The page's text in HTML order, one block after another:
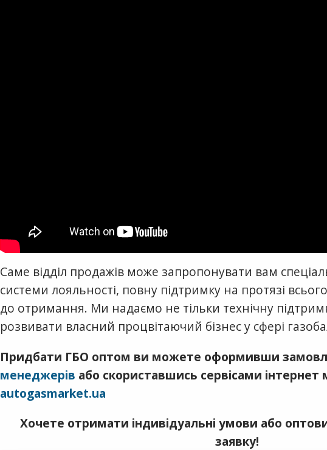
Саме відділ продажів може запропонувати вам
системи лояльності, повну підтримку на протязі
до отримання. Ми надаємо не тільки технічну
розвивати власний процвітаючий бізнес у сфері
Придбати ГБО оптом ви можете оформивши
менеджерів або скориставшись сервісами інтернет
autogasmarket.ua
Хочете отримати індивідуальні умови або
заявку!